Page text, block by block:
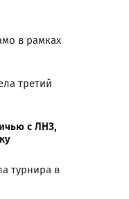
в рамках
третий
с ЛНЗ,
турнира в